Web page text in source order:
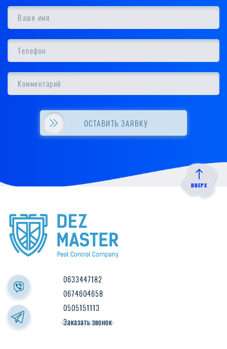
ОСТАВИТЬ ЗАЯВКУ
ВВЕРХ
0633447182
0674604658
0505151113
Заказать звонок